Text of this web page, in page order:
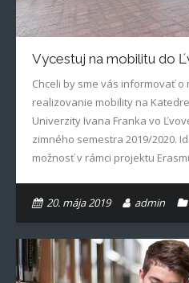
Vycestuj na mobilitu do
Chceli by sme vás informovať o
realizovanie mobility na
Univerzity Ivana Franka vo
zimného semestra 2019/2020.
možnosť v rámci projektu
20. mája 2019 admin